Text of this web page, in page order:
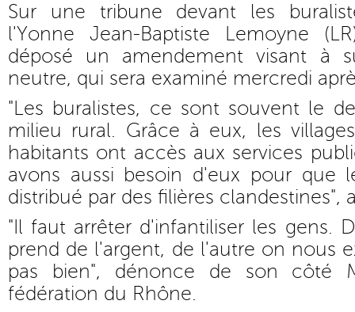
Sur une tribune devant les
l'Yonne Jean-Baptiste Lemoyne
déposé un amendement visant à
neutre, qui sera examiné mercredi
"Les buralistes, ce sont souvent le
milieu rural. Grâce à eux, les
habitants ont accès aux services
avons aussi besoin d'eux pour que
distribué par des filières clandestines",
"Il faut arrêter d'infantiliser les gens.
prend de l'argent, de l'autre on nous
pas bien", dénonce de son côté
fédération du Rhône.